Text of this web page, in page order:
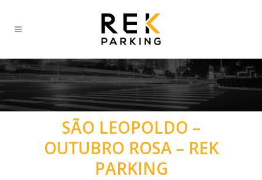
SÃO LEOPOLDO –
OUTUBRO ROSA – REK
PARKING